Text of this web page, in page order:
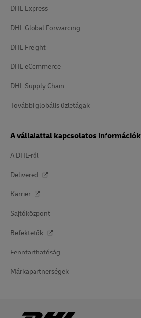
DHL Express
DHL Global Forwarding
DHL Freight
DHL eCommerce
DHL Supply Chain
További globális üzletágak
A vállalattal kapcsolatos információk
A DHL-ről
Delivered
Karrier
Sajtóközpont
Befektetők
Fenntarthatóság
Márkapartnerségek